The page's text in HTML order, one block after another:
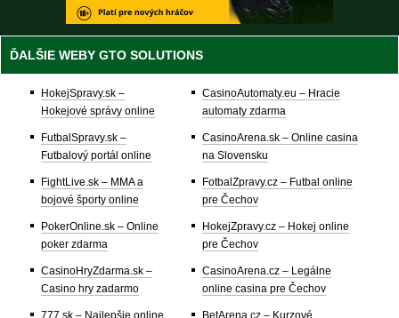
ĎALŠIE WEBY GTO SOLUTIONS
HokejSpravy.sk –
Hokejové správy online
FutbalSpravy.sk –
Futbalový portál online
FightLive.sk – MMA a
bojové športy online
PokerOnline.sk – Online
poker zdarma
CasinoHryZdarma.sk –
Casino hry zadarmo
777.sk – Najlepšie online
CasinoAutomaty.eu – Hracie
automaty zdarma
CasinoArena.sk – Online casina
na Slovensku
FotbalZpravy.cz – Futbal online
pre Čechov
HokejZpravy.cz – Hokej online
pre Čechov
CasinoArena.cz – Legálne
online casina pre Čechov
BetArena.cz – Kurzové